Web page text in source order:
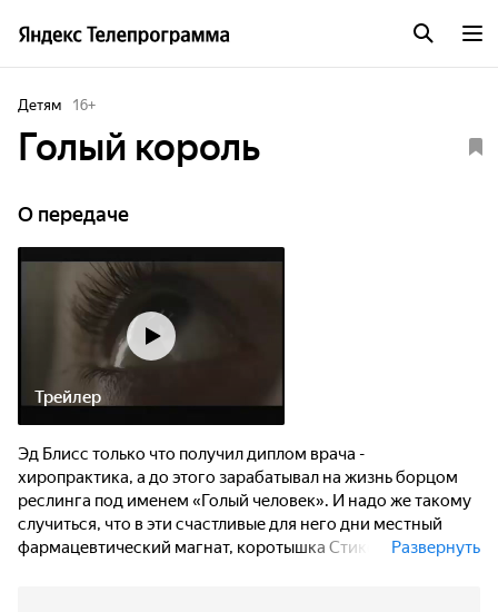
Детям 16+
Голый король
О передаче
Трейлер
Эд Блисс только что получил диплом врача -
хиропрактика, а до этого зарабатывал на жизнь борцом
реслинга под именем «Голый человек». И надо же такому
случиться, что в эти счастливые для него дни местный
фармацевтический магнат, коротышка Стикс ВэронаРазвернуть